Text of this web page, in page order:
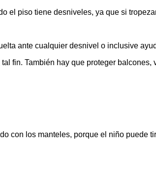
el piso tiene desniveles, ya que si
ante cualquier desnivel o inclusive
fin. También hay que proteger balcones,
con los manteles, porque el niño puede